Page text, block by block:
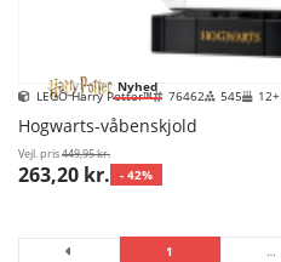
Nyhed
LEGO Harry Potter™ 76462 545 12+
Hogwarts-våbenskjold
Vejl. pris449,95 kr.
263,20 kr. - 42%
1 …